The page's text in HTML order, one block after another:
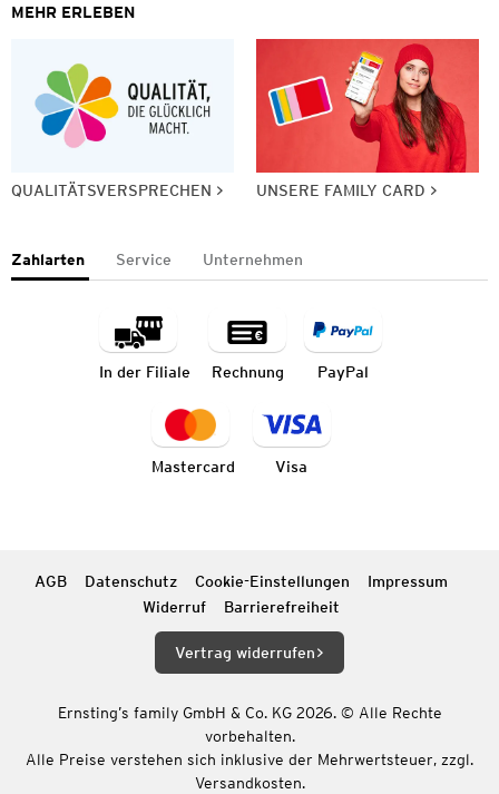
MEHR ERLEBEN
QUALITÄTSVERSPRECHEN UNSERE FAMILY CARD
Zahlarten Service Unternehmen
In der Filiale Rechnung PayPal
Mastercard Visa
AGB Datenschutz Cookie-Einstellungen
Impressum
Widerruf
Barrierefreiheit
Vertrag widerrufen
Ernsting’s family GmbH & Co. KG 2026. © Alle Rechte
vorbehalten.
Alle Preise verstehen sich inklusive der Mehrwertsteuer, zzgl.
Versandkosten.